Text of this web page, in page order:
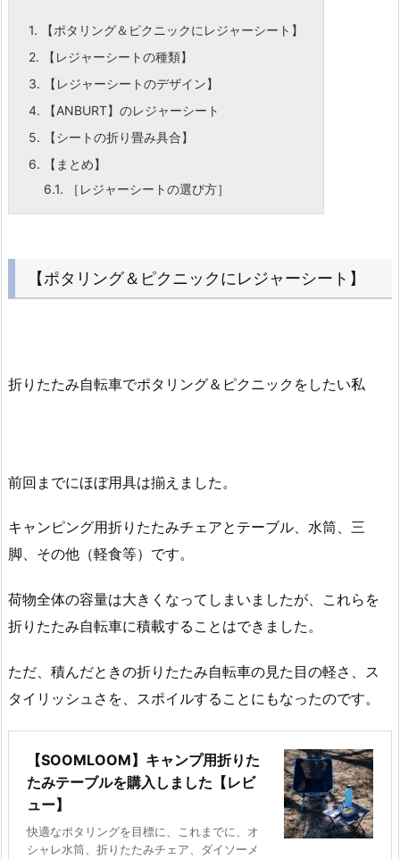
1. 【ポタリング＆ピクニックにレジャーシート】
2. 【レジャーシートの種類】
3. 【レジャーシートのデザイン】
4. 【ANBURT】のレジャーシート
5. 【シートの折り畳み具合】
6. 【まとめ】
6.1. ［レジャーシートの選び方］
【ポタリング＆ピクニックにレジャーシート】
折りたたみ自転車でポタリング＆ピクニックをしたい私
前回までにほぼ用具は揃えました。
キャンピング用折りたたみチェアとテーブル、水筒、三
脚、その他（軽食等）です。
荷物全体の容量は大きくなってしまいましたが、これらを
折りたたみ自転車に積載することはできました。
ただ、積んだときの折りたたみ自転車の見た目の軽さ、ス
タイリッシュさを、スポイルすることにもなったのです。
【SOOMLOOM】キャンプ用折りた
たみテーブルを購入しました【レビ
ュー】
快適なポタリングを目標に、これまでに、オ
シャレ水筒、折りたたみチェア、ダイソーメ